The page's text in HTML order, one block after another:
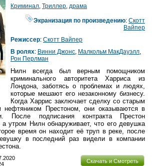
Криминал Триллер драма
Экранизация по произведению:Скотт
Вайпер
Режиссер: Скотт Вайпер
В ролях: Винни Джонс Малкольм МакДауэлл
Рон Перлман
Нилн всегда был верным помощником
криминального авторитета Харриса из
Лондона, заботясь о проблемах и людях,
которые мешают его незаконному бизнесу.
Когда Харрис заключает сделку со старым
нефтяником Престоном, они оказываются в
После подписания контракта Престон
а утром Нилн обнаруживает, что его девушка
время он находит её труп в реке, после
в последний раз видели в компании
Скачать и Смотреть